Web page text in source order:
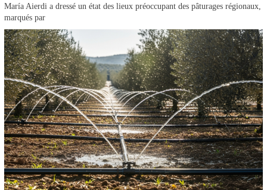
María Aierdi a dressé un état des lieux préoccupant des pâturages régionaux,
marqués par